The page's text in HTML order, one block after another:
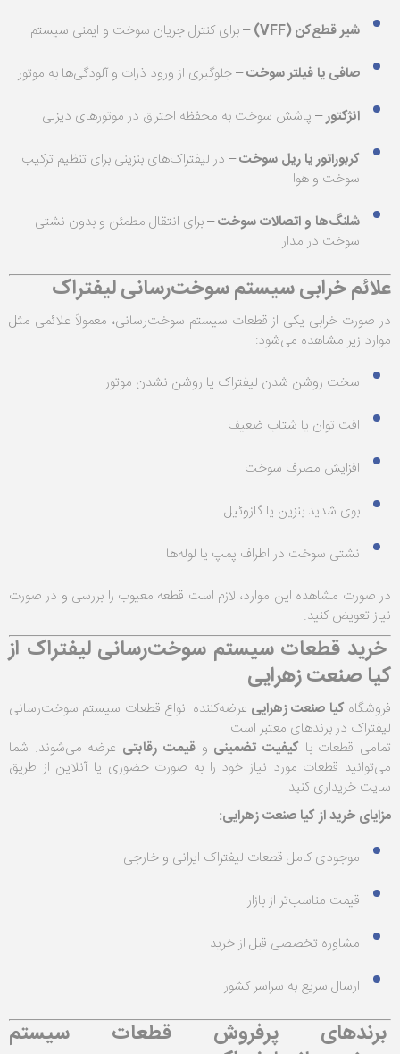
شیر قطع‌کن (VFF)
– برای کنترل جریان سوخت و ایمنی سیستم
صافی یا فیلتر سوخت– جلوگیری از ورود ذرات و آلودگی‌ها به موتور
انژکتور– پاشش سوخت به محفظه احتراق در موتورهای دیزلی
کربوراتور یا ریل سوخت– در لیفتراک‌های بنزینی برای تنظیم ترکیب
سوخت و هوا
شلنگ‌ها و اتصالات سوخت– برای انتقال مطمئن و بدون نشتی
سوخت در مدار
علائم خرابی سیستم سوخت‌رسانی لیفتراک
در صورت خرابی یکی از قطعات سیستم سوخت‌رسانی، معمولاً علائمی مثل
موارد زیر مشاهده می‌شود:
سخت روشن شدن لیفتراک یا روشن نشدن موتور
افت توان یا شتاب ضعیف
افزایش مصرف سوخت
بوی شدید بنزین یا گازوئیل
نشتی سوخت در اطراف پمپ یا لوله‌ها
در صورت مشاهده این موارد، لازم است قطعه معیوب را بررسی و در صورت
نیاز تعویض کنید.
خرید قطعات سیستم سوخت‌رسانی لیفتراک از
کیا صنعت زهرایی
فروشگاه کیا صنعت زهرایی عرضه‌کننده انواع قطعات سیستم سوخت‌رسانی
لیفتراک در برندهای معتبر است.
تمامی قطعات با کیفیت تضمینی وقیمت رقابتی عرضه می‌شوند. شما
می‌توانید قطعات مورد نیاز خود را به صورت حضوری یا آنلاین از طریق
سایت خریداری کنید.
مزایای خرید از کیا صنعت زهرایی:
موجودی کامل قطعات لیفتراک ایرانی و خارجی
قیمت مناسب‌تر از بازار
مشاوره تخصصی قبل از خرید
ارسال سریع به سراسر کشور
برندهای پرفروش قطعات سیستم